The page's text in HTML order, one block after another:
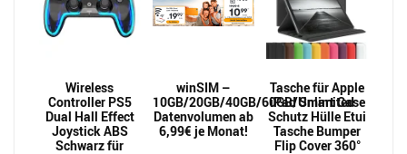
Wireless
Controller PS5
Dual Hall Effect
Joystick ABS
Schwarz für
winSIM –
10GB/20GB/40GB/60GB/Unlimited
Datenvolumen ab
6,99€ je Monat!
Tasche für Apple
iPad Smart Case
Schutz Hülle Etui
Tasche Bumper
Flip Cover 360°